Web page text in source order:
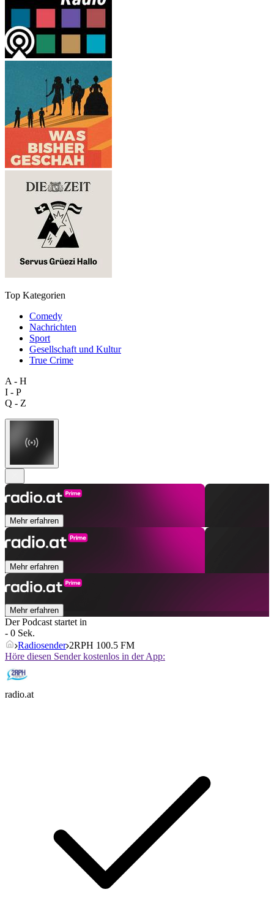
Top Kategorien
Comedy
Nachrichten
Sport
Gesellschaft und Kultur
True Crime
A - H
I - P
Q - Z
Mehr erfahren
Mehr erfahren
Mehr erfahren
Der Podcast startet in
- 0 Sek.
Radiosender 2RPH 100.5 FM
Höre diesen Sender kostenlos in der App:
radio.at